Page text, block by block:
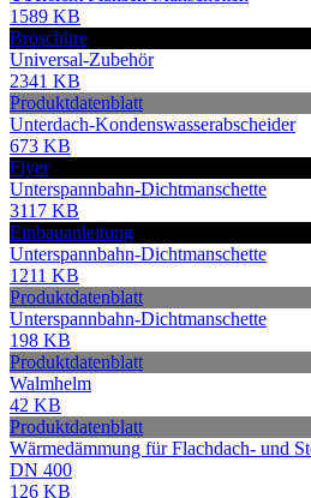
1589 KB
Broschüre
Universal-Zubehör
2341 KB
Produktdatenblatt
Unterdach-Kondenswasserabscheider
673 KB
Flyer
Unterspannbahn-Dichtmanschette
3117 KB
Einbauanleitung
Unterspannbahn-Dichtmanschette
1211 KB
Produktdatenblatt
Unterspannbahn-Dichtmanschette
198 KB
Produktdatenblatt
Walmhelm
42 KB
Produktdatenblatt
Wärmedämmung für Flachdach- und
DN 400
126 KB